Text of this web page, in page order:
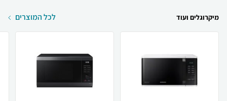
מיקרוגלים ועוד לכל המוצרים